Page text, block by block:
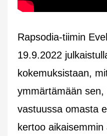
Rapsodia-tiimin
19.9.2022
kokemuksistaan,
ymmärtämään
vastuussa omasta
kertoo